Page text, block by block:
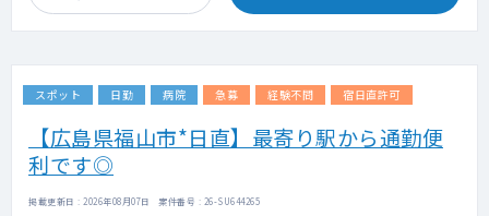
スポット 日勤 病院 急募 経験不問 宿日直許可
【広島県福山市*日直】最寄り駅から通勤便
利です◎
掲載更新日 : 2026年08月07日 案件番号 : 26-SU644265